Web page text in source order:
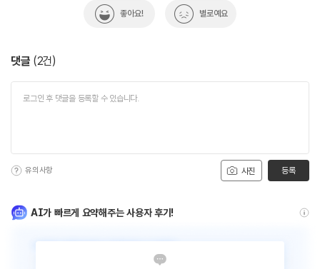
좋아요! 별로예요
댓글 (2건)
사진
유의사항 등록
AI가 빠르게 요약해주는 사용자 후기!